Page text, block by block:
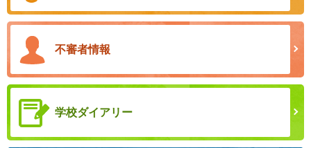
不審者情報
学校ダイアリー